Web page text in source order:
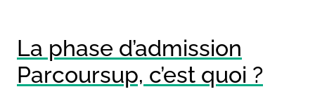
La phase d’admission
Parcoursup, c’est quoi ?